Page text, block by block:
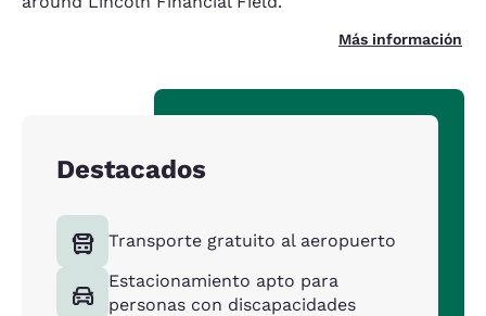
Más información
Destacados
Transporte gratuito al aeropuerto
Estacionamiento apto para
personas con discapacidades